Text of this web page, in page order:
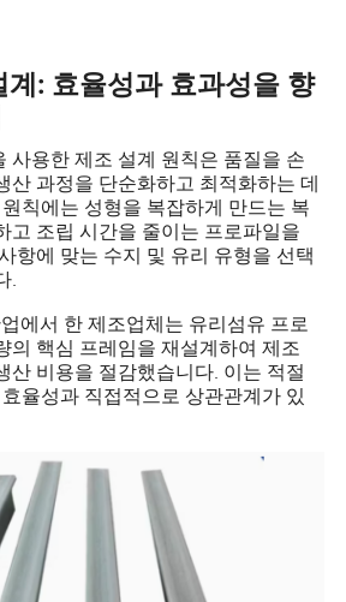
: 효율성과 효과성을 향
사용한 제조 설계 원칙은 품질을 손
산 과정을 단순화하고 최적화하는 데
칙에는 성형을 복잡하게 만드는 복
고 조립 시간을 줄이는 프로파일을
항에 맞는 수지 및 유리 유형을 선택
.
에서 한 제조업체는 유리섬유 프로
의 핵심 프레임을 재설계하여 제조
산 비용을 절감했습니다. 이는 적절
율성과 직접적으로 상관관계가 있